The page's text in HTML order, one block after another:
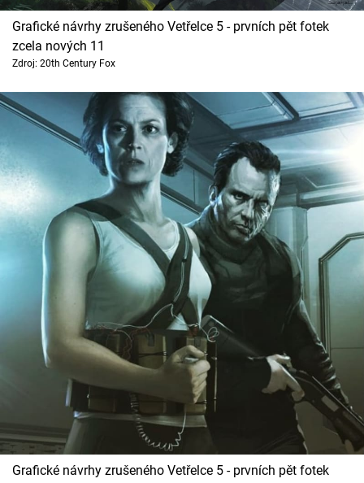
Grafické návrhy zrušeného Vetřelce 5 - prvních pět fotek
zcela nových 11
Zdroj: 20th Century Fox
Grafické návrhy zrušeného Vetřelce 5 - prvních pět fotek